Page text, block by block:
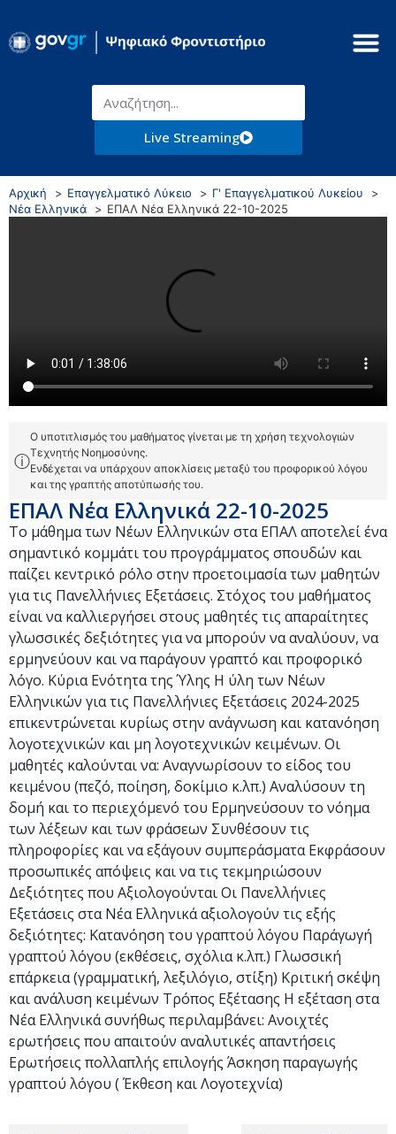
Live Streaming
Αρχική Επαγγελματικό Λύκειο
Γ' Επαγγελματικού Λυκείου
Νέα Ελληνικά
ΕΠΑΛ Νέα Ελληνικά 22-10-2025
ⓘ
Ο υποτιτλισμός του μαθήματος γίνεται με τη χρήση τεχνολογιών
Τεχνητής Νοημοσύνης.
Ενδέχεται να υπάρχουν αποκλίσεις μεταξύ του προφορικού λόγου
και της γραπτής αποτύπωσής του.
ΕΠΑΛ Νέα Ελληνικά 22-10-2025
Το μάθημα των Νέων Ελληνικών στα ΕΠΑΛ αποτελεί ένα
σημαντικό κομμάτι του προγράμματος σπουδών και
παίζει κεντρικό ρόλο στην προετοιμασία των μαθητών
για τις Πανελλήνιες Εξετάσεις. Στόχος του μαθήματος
είναι να καλλιεργήσει στους μαθητές τις απαραίτητες
γλωσσικές δεξιότητες για να μπορούν να αναλύουν, να
ερμηνεύουν και να παράγουν γραπτό και προφορικό
λόγο. Κύρια Ενότητα της Ύλης Η ύλη των Νέων
Ελληνικών για τις Πανελλήνιες Εξετάσεις 2024-2025
επικεντρώνεται κυρίως στην ανάγνωση και κατανόηση
λογοτεχνικών και μη λογοτεχνικών κειμένων. Οι
μαθητές καλούνται να: Αναγνωρίσουν το είδος του
κειμένου (πεζό, ποίηση, δοκίμιο κ.λπ.) Αναλύσουν τη
δομή και το περιεχόμενό του Ερμηνεύσουν το νόημα
των λέξεων και των φράσεων Συνθέσουν τις
πληροφορίες και να εξάγουν συμπεράσματα Εκφράσουν
προσωπικές απόψεις και να τις τεκμηριώσουν
Δεξιότητες που Αξιολογούνται Οι Πανελλήνιες
Εξετάσεις στα Νέα Ελληνικά αξιολογούν τις εξής
δεξιότητες: Κατανόηση του γραπτού λόγου Παράγωγή
γραπτού λόγου (εκθέσεις, σχόλια κ.λπ.) Γλωσσική
επάρκεια (γραμματική, λεξιλόγιο, στίξη) Κριτική σκέψη
και ανάλυση κειμένων Τρόπος Εξέτασης Η εξέταση στα
Νέα Ελληνικά συνήθως περιλαμβάνει: Ανοιχτές
ερωτήσεις που απαιτούν αναλυτικές απαντήσεις
Ερωτήσεις πολλαπλής επιλογής Άσκηση παραγωγής
γραπτού λόγου ( Έκθεση και Λογοτεχνία)